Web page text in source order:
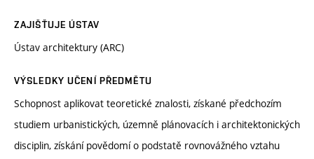
ZAJIŠŤUJE ÚSTAV
Ústav architektury (ARC)
VÝSLEDKY UČENÍ PŘEDMĚTU
Schopnost aplikovat teoretické znalosti, získané předchozím
studiem urbanistických, územně plánovacích i architektonických
disciplin, získání povědomí o podstatě rovnovážného vztahu